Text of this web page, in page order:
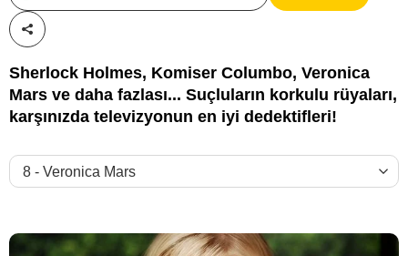
Paylaş!
Sherlock Holmes, Komiser Columbo, Veronica
Mars ve daha fazlası... Suçluların korkulu rüyaları,
karşınızda televizyonun en iyi dedektifleri!